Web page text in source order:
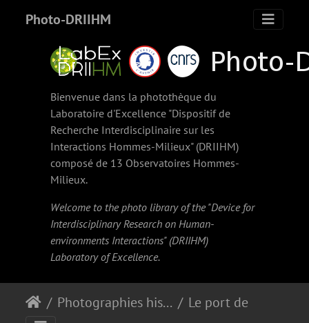
Photo-DRIIHM
Bienvenue dans la photothèque du
Laboratoire d'Excellence "Dispositif de
Recherche Interdisciplinaire sur les
Interactions Hommes-Milieux" (DRIIHM)
composé de 13 Observatoires Hommes-
Milieux.
Welcome to the photo library of the "Device for
Interdisciplinary Research on Human-
environments Interactions" (DRIIHM)
Laboratory of Excellence.
Photographies historiques